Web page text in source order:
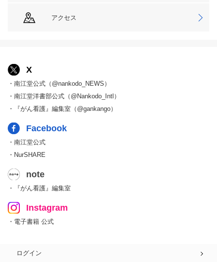
アクセス
X
・南江堂公式（@nankodo_NEWS）
・南江堂洋書部公式（@Nankodo_Intl）
・『がん看護』編集室（@gankango）
Facebook
・南江堂公式
・NurSHARE
note
・『がん看護』編集室
Instagram
・電子書籍 公式
ログイン